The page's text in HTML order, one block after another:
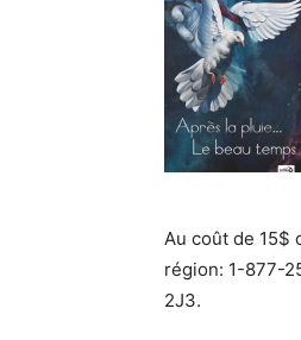
Au coût de 15$
région: 1-877-
2J3.